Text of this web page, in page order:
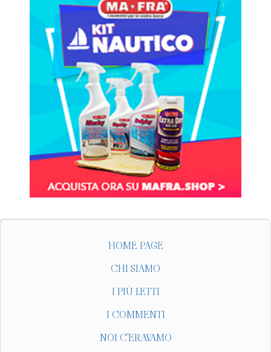
HOME PAGE
CHI SIAMO
I PIÙ LETTI
I COMMENTI
NOI C'ERAVAMO